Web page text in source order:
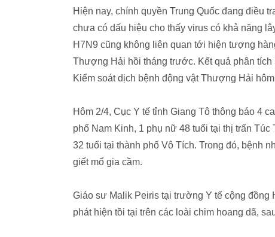
Hiện nay, chính quyền Trung Quốc đang điều
chưa có dấu hiệu cho thấy virus có khả năng
H7N9 cũng không liên quan tới hiện tượng
Thượng Hải hồi tháng trước. Kết quả phân
Kiểm soát dịch bệnh động vật Thượng Hải
Hôm 2/4, Cục Y tế tỉnh Giang Tô thông báo 4
phố Nam Kinh, 1 phụ nữ 48 tuổi tại thị trấn
32 tuổi tại thành phố Vô Tích. Trong đó, bệnh
giết mổ gia cầm.
Giáo sư Malik Peiris tại trường Y tế cộng
phát hiện tồi tại trên các loài chim hoang dã,